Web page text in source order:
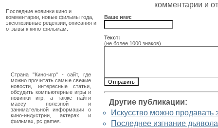
Последние новинки кино и
комментарии, новые фильмы года,
эксклюзивные рецензии, описания и
отзывы к кино-фильмам.
Страна "Кино-игр" - сайт, где
можно прочитать самые свежие
новости, интересные статьи,
обсудить компьютерные игры и
новинки игр, а также найти
массу полезной и
занимательной информации о
кино-индустрии, актерах и
фильмах, pc games.
комментарии и
Ваше имя:
Текст:
(не более 1000 знаков)
Другие публикации:
Искусство можно продавать
Последнее изгнание дьявола